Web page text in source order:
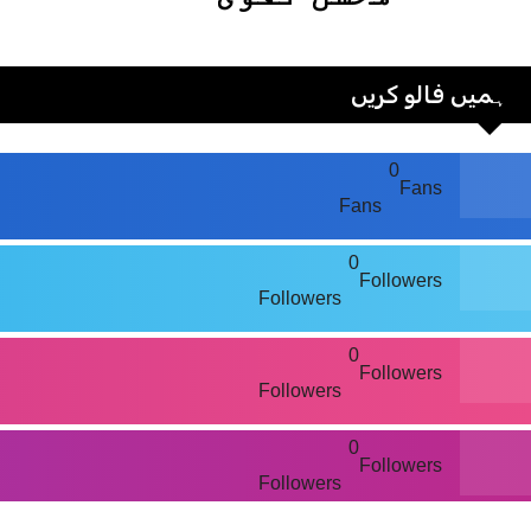
ہمیں فالو کریں
Fans
0
Fans
Followers
0
Followers
Followers
0
Followers
Followers
0
Followers